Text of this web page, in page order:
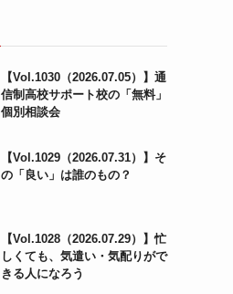
【Vol.1030（2026.07.05）】通
信制高校サポート校の「無料」
個別相談会
【Vol.1029（2026.07.31）】そ
の「良い」は誰のもの？
【Vol.1028（2026.07.29）】忙
しくても、気遣い・気配りがで
きる人になろう